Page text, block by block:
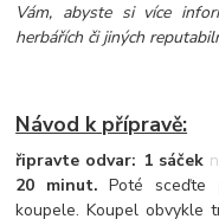
Vám, abyste si více
herbářích či jiných
Návod k přípravě:
řipravte odvar: 1 sáček
20 minut. Poté sceďte
koupele. Koupel obvykle